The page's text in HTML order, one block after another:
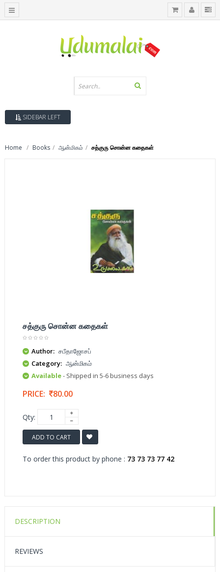
SIDEBAR LEFT
Home Books ஆன்மிகம் சத்குரு சொன்ன கதைகள்
சத்குரு சொன்ன கதைகள்
Author: சபீதாஜோசப்
Category: ஆன்மிகம்
Available- Shipped in 5-6 business days
PRICE: 80.00
Qty:
ADD TO CART
To order this product by phone : 73 73 73 77 42
DESCRIPTION
REVIEWS